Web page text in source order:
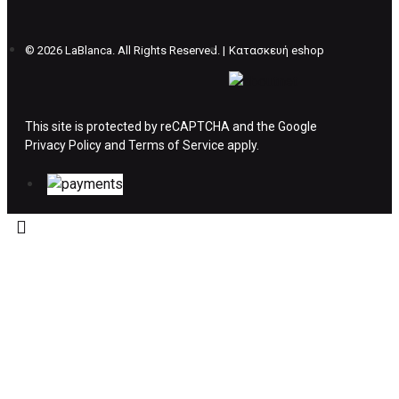
ΔΙΚΑΙΩΜΑ ΥΠΑΝΑΧΩΡΗΣΗΣ-ΕΠΙΣΤΡΟΦΗ
Η επιστροφή χρημάτων ακολουθείται στις
Το προϊόν θα πρέπει να βρίσκεται στην αρχική
© 2026 LaBlanca. All Rights Reserved. | Κατασκευή eshop
This site is protected by reCAPTCHA and the Google
Privacy Policyand Terms of Service apply.